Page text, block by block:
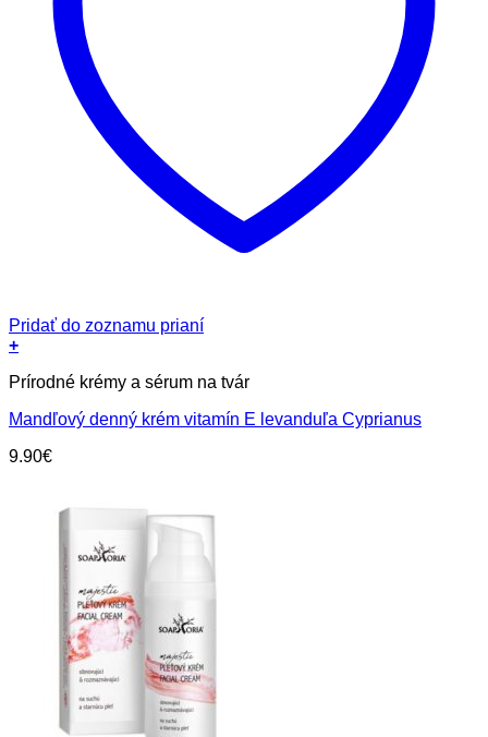
Pridať do zoznamu prianí
+
Prírodné krémy a sérum na tvár
Mandľový denný krém vitamín E levanduľa Cyprianus
9.90€